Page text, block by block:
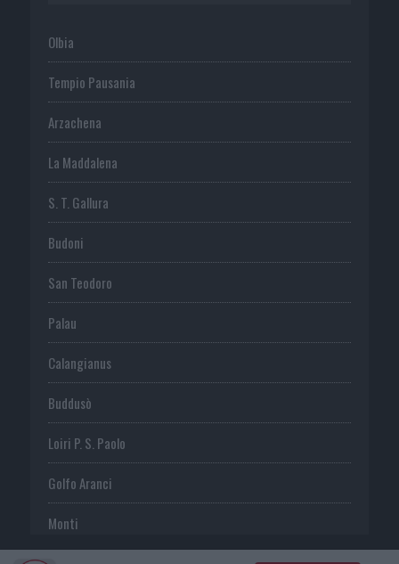
Olbia
Tempio Pausania
Arzachena
La Maddalena
S. T. Gallura
Budoni
San Teodoro
Palau
Calangianus
Buddusò
Loiri P. S. Paolo
Golfo Aranci
Monti